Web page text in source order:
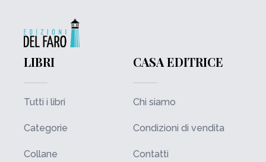
LIBRI
Tutti i libri
Categorie
Collane
CASA EDITRICE
Chi siamo
Condizioni di vendita
Contatti